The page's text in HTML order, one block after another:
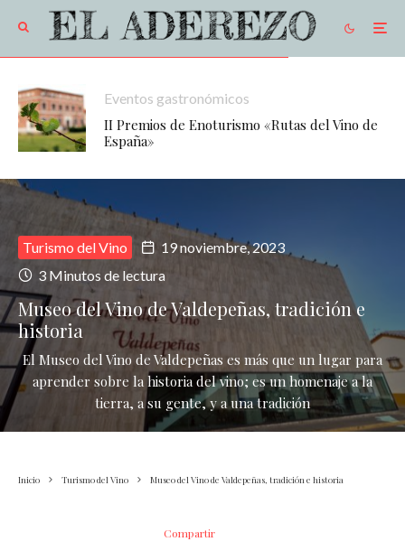
Eventos gastronómicos
II Premios de Enoturismo «Rutas del Vino de
España»
Turismo del Vino
19 noviembre, 2023
3 Minutos de lectura
Museo del Vino de Valdepeñas, tradición e
historia
El Museo del Vino de Valdepeñas es más que un lugar para
aprender sobre la historia del vino; es un homenaje a la
tierra, a su gente, y a una tradición
Inicio Turismo del Vino Museo del Vino de Valdepeñas, tradición e historia
Compartir